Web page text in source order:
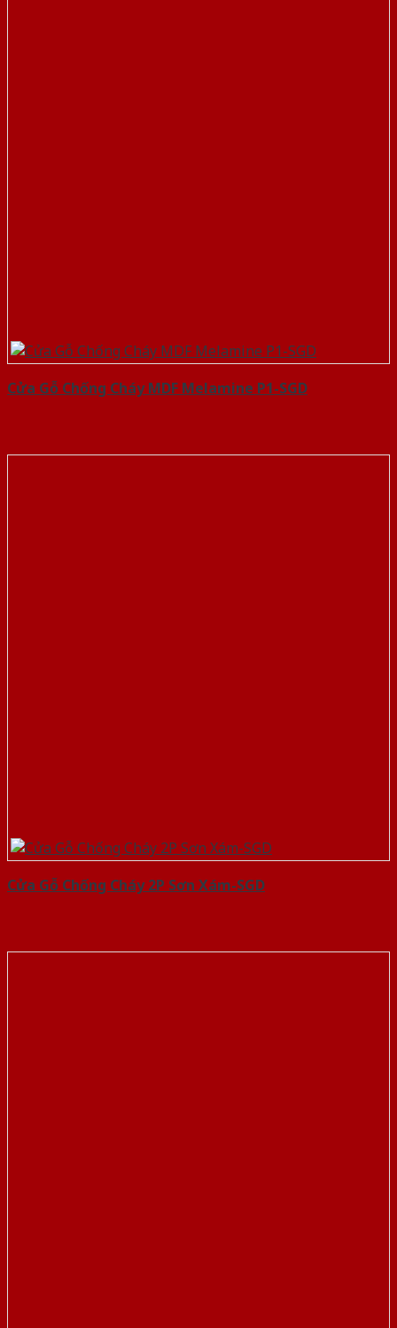
Cửa Gỗ Chống Cháy MDF Melamine P1-SGD
Cửa Gỗ Chống Cháy 2P Sơn Xám-SGD